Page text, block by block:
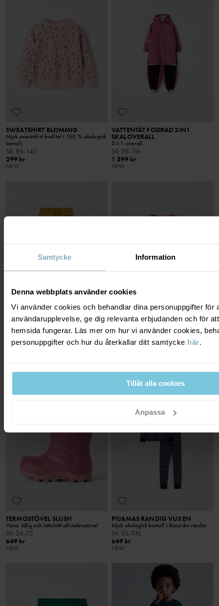
Samtycke Information
Denna webbplats använder cookies
Vi använder cookies och behandlar dina personuppgifter för
användarupplevelse, ge dig relevanta erbjudanden och för
hemsida fungerar. Läs mer om hur vi använder cookies,
personuppgifter och hur du återkallar ditt samtycke här.
Tillåt alla cookies
Anpassa
SWEATSHIRT BLOMMIG
Mjuk sweatshirt kvalitet i 100 % ekologisk
bomull
Stl: 86-140
299 kr
NEW
VATTENTÄT FODRAD 2IN1
SKALOVERALL
2-i-1-overall
Stl: 98-116
1 399 kr
NEW
MJUKISBYXA MED FICKOR
Mjuk och skön sweatshirtkvalitet med
Stl:86-140
LÅNGÄRMAD T-SHIRT PRICKIG
Tunn och följsam bomullstrikå med
broderad detalj
Stl :86-140
TERMOSTÖVEL SLUSH
Varm, tålig och lättskött allvädersstövel
Stl: 24-33
649 kr
NEW
PYJAMAS RANDIG VUXEN
Mjuk ekologisk bomull i klassiska ränder
Stl: XS-XXL
649 kr
NEW